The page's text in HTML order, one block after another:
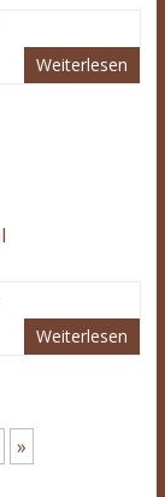
Weiterlesen
Weiterlesen
»